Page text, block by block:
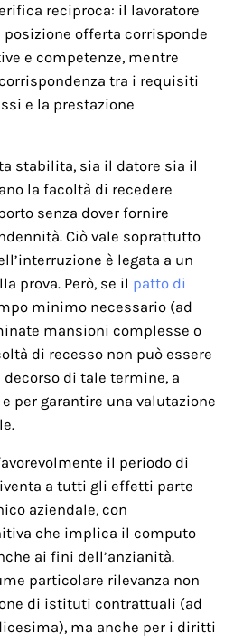
reciproca: il lavoratore
posizione offerta corrisponde
e competenze, mentre
tra i requisiti
e la prestazione
stabilita, sia il datore sia il
la facoltà di recedere
senza dover fornire
Ciò vale soprattutto
è legata a un
prova. Però, se il patto di
minimo necessario (ad
mansioni complesse o
di recesso non può essere
di tale termine, a
per garantire una valutazione
il periodo di
a tutti gli effetti parte
aziendale, con
che implica il computo
ai fini dell’anzianità.
particolare rilevanza non
di istituti contrattuali (ad
ma anche per i diritti